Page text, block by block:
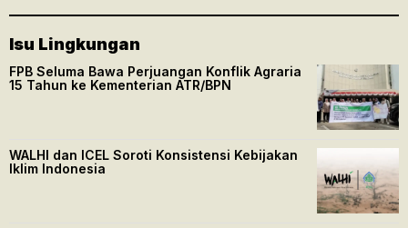
Isu Lingkungan
FPB Seluma Bawa Perjuangan Konflik Agraria
15 Tahun ke Kementerian ATR/BPN
WALHI dan ICEL Soroti Konsistensi Kebijakan
Iklim Indonesia